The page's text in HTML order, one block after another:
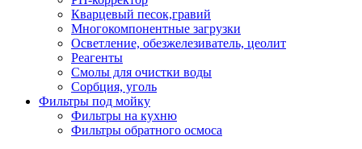
Кварцевый песок,гравий
Многокомпонентные загрузки
Осветление, обезжелезиватель, цеолит
Реагенты
Смолы для очистки воды
Сорбция, уголь
Фильтры под мойку
Фильтры на кухню
Фильтры обратного осмоса